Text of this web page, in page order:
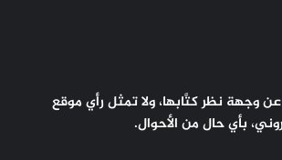
عن وجهة نظر كتَّابها، ولا تمثل رأي موقع
بأي حال من الأحوال.